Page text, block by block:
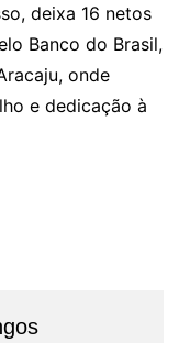
deixa 16 netos
Banco do Brasil,
onde
e dedicação à